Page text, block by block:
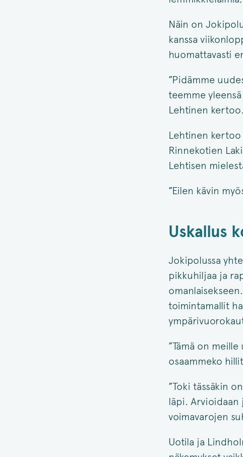
Näin on
kanssa
huomattavasti
”Pidämme
teemme
Lehtinen kertoo.
Lehtinen kertoo
Rinnekotien
Lehtisen
”Eilen kävin
Uskallus
Jokipolussa
pikkuhiljaa ja
toimintamallit
”Tämä on
osaammeko
”Toki tässäkin
läpi. Arvioidaan
voimavarojen
Uotila ja